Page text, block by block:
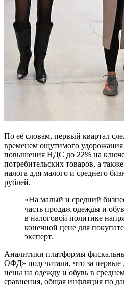
По её словам, первый квартал
временем ощутимого удорожания
повышения НДС до 22% на
потребительских товаров, а
налога для малого и среднего
рублей.
«На малый и средний
часть продаж одежды и
в налоговой политике
конечной цене для
эксперт.
Аналитики платформы
ОФД» подсчитали, что за первые
цены на одежду и обувь в
сравнения, общая инфляция по